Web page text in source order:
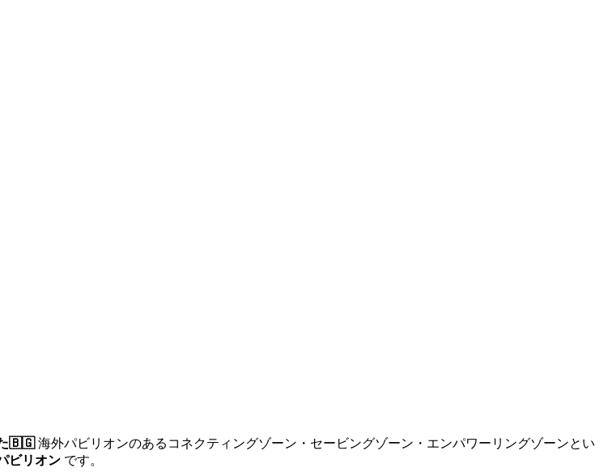
た🇧🇬海外パビリオンのあるコネクティングゾーン・セービングゾーン・エンパワーリングゾーンとい
ビリオン です。